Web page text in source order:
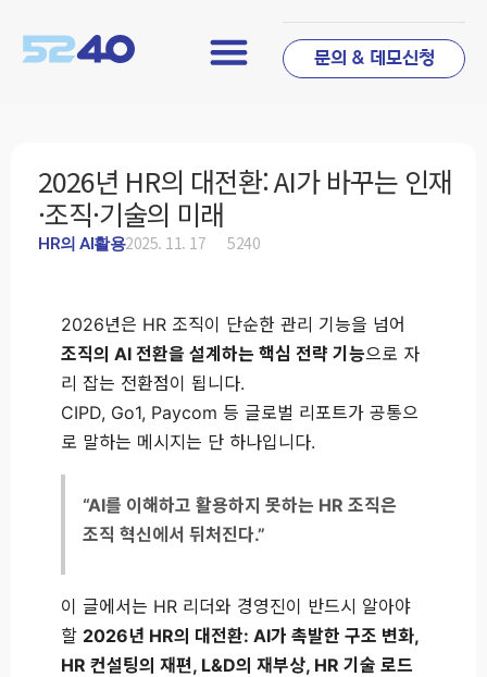
문의 & 데모신청
2026년은 HR 조직이 단순한 관리 기능을 넘어
조직의 AI 전환을 설계하는 핵심 전략 기능으로 자
리 잡는 전환점이 됩니다.
CIPD, Go1, Paycom 등 글로벌 리포트가 공통으
로 말하는 메시지는 단 하나입니다.
“AI를 이해하고 활용하지 못하는 HR 조직은
조직 혁신에서 뒤처진다.”
이 글에서는 HR 리더와 경영진이 반드시 알아야
할 2026년 HR의 대전환: AI가 촉발한 구조 변화,
HR 컨설팅의 재편, L&D의 재부상, HR 기술 로드
2026년 HR의 대전환: AI가 바꾸는 인재
·조직·기술의 미래
HR의 AI활용2025. 11. 17 5240